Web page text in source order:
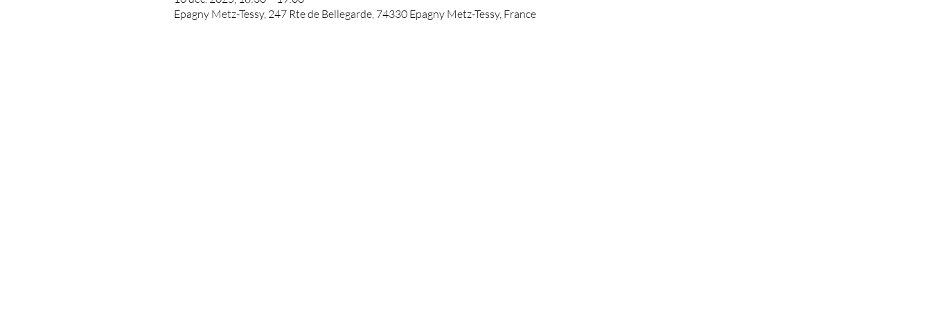
Epagny Metz-Tessy, 247 Rte de Bellegarde, 74330 Epagny Metz-Tessy, France